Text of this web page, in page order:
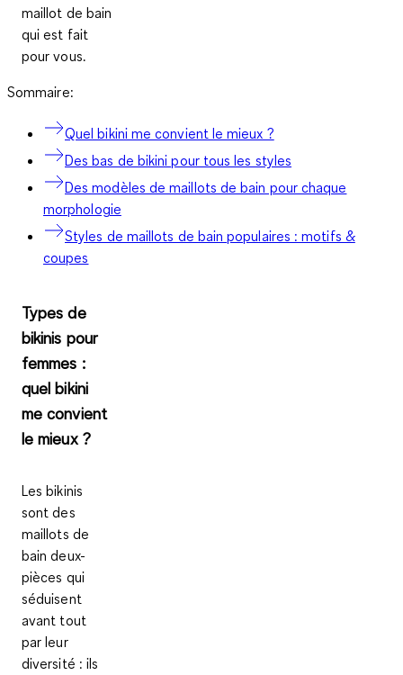
maillot de bain
qui est fait
pour vous.
Sommaire:
Quel bikini me convient le mieux ?
Des bas de bikini pour tous les styles
Des modèles de maillots de bain pour chaque
morphologie
Styles de maillots de bain populaires : motifs &
coupes
Types de
bikinis pour
femmes :
quel bikini
me convient
le mieux ?
Les bikinis
sont des
maillots de
bain deux-
pièces qui
séduisent
avant tout
par leur
diversité : ils